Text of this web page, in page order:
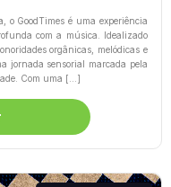
o GoodTimes é uma experiência
com a música. Idealizado
orgânicas, melódicas e
jornada sensorial marcada pela
Com uma […]